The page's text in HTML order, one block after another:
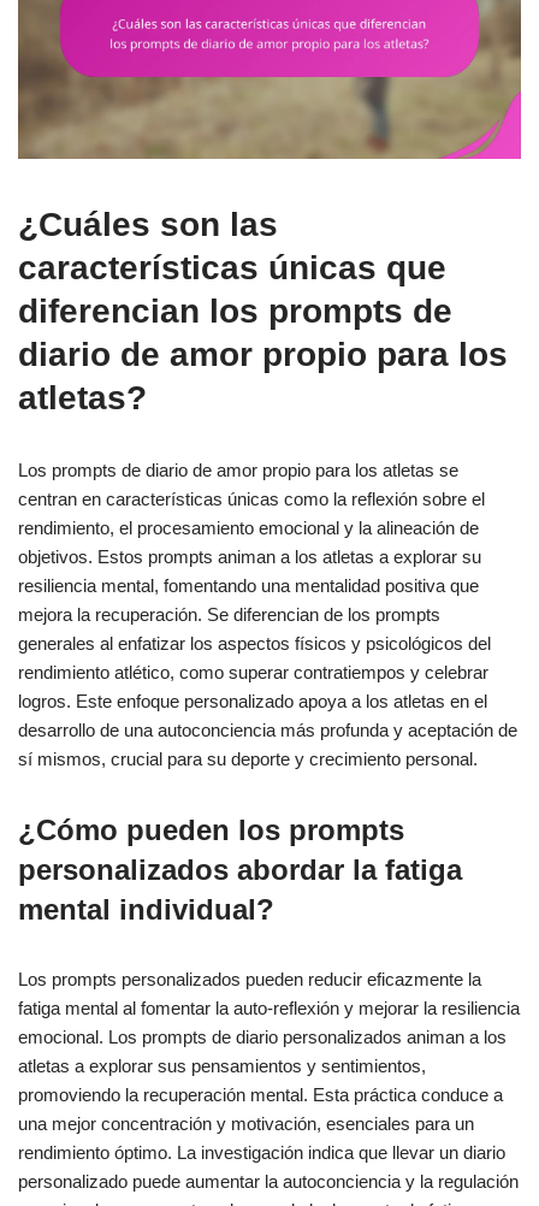
¿Cuáles son las
características únicas que
diferencian los prompts de
diario de amor propio para los
atletas?
Los prompts de diario de amor propio para los atletas se
centran en características únicas como la reflexión sobre el
rendimiento, el procesamiento emocional y la alineación de
objetivos. Estos prompts animan a los atletas a explorar su
resiliencia mental, fomentando una mentalidad positiva que
mejora la recuperación. Se diferencian de los prompts
generales al enfatizar los aspectos físicos y psicológicos del
rendimiento atlético, como superar contratiempos y celebrar
logros. Este enfoque personalizado apoya a los atletas en el
desarrollo de una autoconciencia más profunda y aceptación de
sí mismos, crucial para su deporte y crecimiento personal.
¿Cómo pueden los prompts
personalizados abordar la fatiga
mental individual?
Los prompts personalizados pueden reducir eficazmente la
fatiga mental al fomentar la auto-reflexión y mejorar la resiliencia
emocional. Los prompts de diario personalizados animan a los
atletas a explorar sus pensamientos y sentimientos,
promoviendo la recuperación mental. Esta práctica conduce a
una mejor concentración y motivación, esenciales para un
rendimiento óptimo. La investigación indica que llevar un diario
personalizado puede aumentar la autoconciencia y la regulación